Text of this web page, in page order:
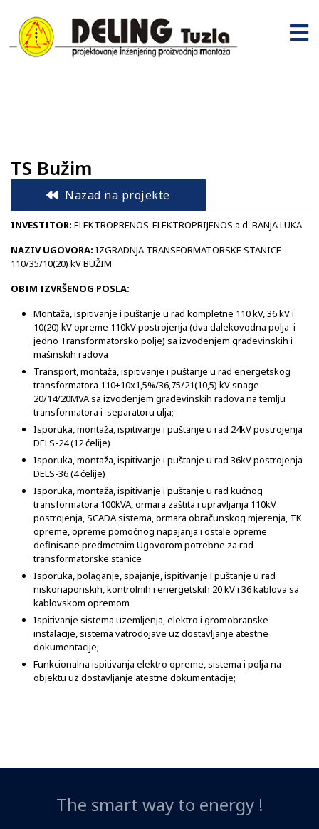
TS Bužim
Nazad na projekte
INVESTITOR: ELEKTROPRENOS-ELEKTROPRIJENOS a.d. BANJA LUKA
NAZIV UGOVORA: IZGRADNJA TRANSFORMATORSKE STANICE
110/35/10(20) kV BUŽIM
OBIM IZVRŠENOG POSLA:
Montaža, ispitivanje i puštanje u rad kompletne 110 kV, 36 kV i
10(20) kV opreme 110kV postrojenja (dva dalekovodna polja i
jedno Transformatorsko polje) sa izvođenjem građevinskih i
mašinskih radova
Transport, montaža, ispitivanje i puštanje u rad energetskog
transformatora 110±10x1,5%/36,75/21(10,5) kV snage
20/14/20MVA sa izvođenjem građevinskih radova na temlju
transformatora i separatoru ulja;
Isporuka, montaža, ispitivanje i puštanje u rad 24kV postrojenja
DELS-24 (12 ćelije)
Isporuka, montaža, ispitivanje i puštanje u rad 36kV postrojenja
DELS-36 (4 ćelije)
Isporuka, montaža, ispitivanje i puštanje u rad kućnog
transformatora 100kVA, ormara zaštita i upravljanja 110kV
postrojenja, SCADA sistema, ormara obračunskog mjerenja, TK
opreme, opreme pomoćnog napajanja i ostale opreme
definisane predmetnim Ugovorom potrebne za rad
transformatorske stanice
Isporuka, polaganje, spajanje, ispitivanje i puštanje u rad
niskonaponskih, kontrolnih i energetskih 20 kV i 36 kablova sa
kablovskom opremom
Ispitivanje sistema uzemljenja, elektro i gromobranske
instalacije, sistema vatrodojave uz dostavljanje atestne
dokumentacije;
Funkcionalna ispitivanja elektro opreme, sistema i polja na
objektu uz dostavljanje atestne dokumentacije;
The smart way to energy !